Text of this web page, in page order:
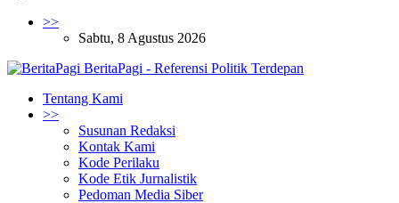
>>
Sabtu, 8 Agustus 2026
BeritaPagi - Referensi Politik Terdepan
Tentang Kami
>>
Susunan Redaksi
Kontak Kami
Kode Perilaku
Kode Etik Jurnalistik
Pedoman Media Siber